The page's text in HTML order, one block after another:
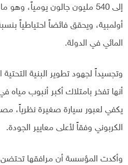
المائي في الدولة.
وتجسيداً لجهود تطوير البنية
يكفي لعبور سيارة صغيرة نظرياً،
الكربوني وفقاً لأعلى معايير الجودة.